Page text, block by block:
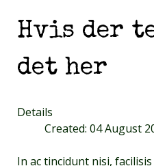
Hvis der
det her
Details
Created: 04 August
In ac tincidunt nisi,